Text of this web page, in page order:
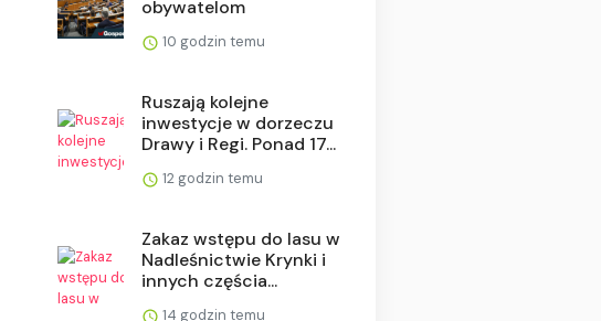
obywatelom
10 godzin temu
Ruszają kolejne
inwestycje w dorzeczu
Drawy i Regi. Ponad 17...
12 godzin temu
Zakaz wstępu do lasu w
Nadleśnictwie Krynki i
innych częścia...
14 godzin temu